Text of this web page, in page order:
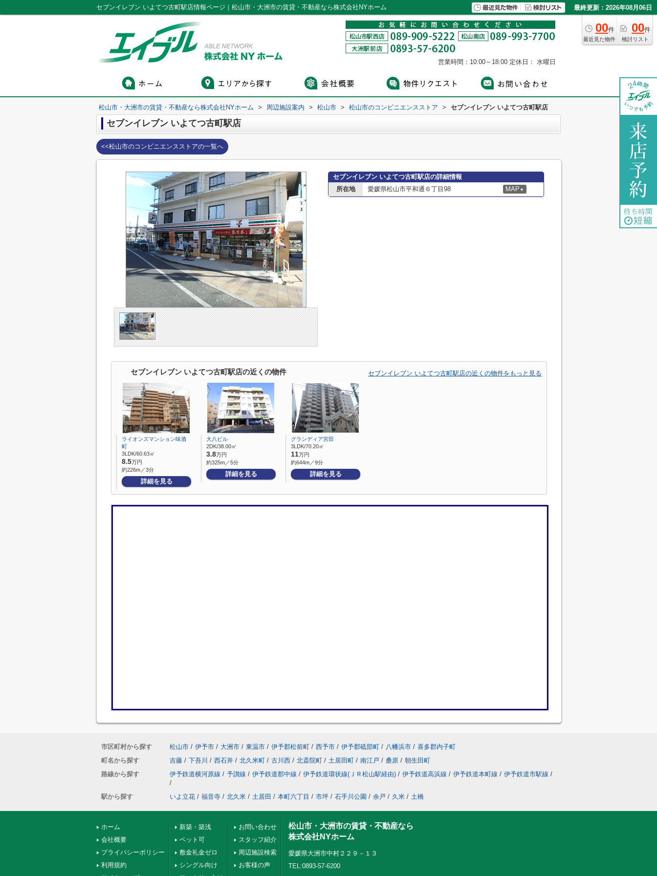
セブンイレブン いよてつ古町駅店情報ページ｜松山市・大洲市の賃貸・不動産なら株式会社NYホーム 最終更新：2026年08月06日
00件
最近見た物件
00件
検討リスト
営業時間：10:00～18:00 定休日： 水曜日
松山市・大洲市の賃貸・不動産なら株式会社NYホーム > 周辺施設案内 > 松山市 > 松山市のコンビニエンスストア > セブンイレブン いよてつ古町駅店
セブンイレブン いよてつ古町駅店
<<松山市のコンビニエンスストアの一覧へ
セブンイレブン いよてつ古町駅店の詳細情報
所在地
愛媛県松山市平和通６丁目98 MAP ▼
セブンイレブン いよてつ古町駅店の近くの物件 セブンイレブン いよてつ古町駅店の近くの物件をもっと見る
ライオンズマンション味酒
町
3LDK/60.63㎡
8.5万円
約226m／3分
詳細を見る
大八ビル
2DK/38.00㎡
3.8万円
約325m／5分
詳細を見る
グランディア宮田
3LDK/70.20㎡
11万円
約644m／9分
詳細を見る
市区町村から探す 松山市 / 伊予市 / 大洲市 / 東温市 / 伊予郡松前町 / 西予市 / 伊予郡砥部町 / 八幡浜市 / 喜多郡内子町
町名から探す
吉藤 / 下吾川 / 西石井 / 北久米町 / 古川西 / 北斎院町 / 土居田町 / 南江戸 / 桑原 / 朝生田町
路線から探す
伊予鉄道横河原線 / 予讃線 / 伊予鉄道郡中線 / 伊予鉄道環状線(ＪＲ松山駅経由) / 伊予鉄道高浜線 / 伊予鉄道本町線 / 伊予鉄道市駅線 /
/
駅から探す
いよ立花 / 福音寺 / 北久米 / 土居田 / 本町六丁目 / 市坪 / 石手川公園 / 余戸 / 久米 / 土橋
ホーム
会社概要
プライバシーポリシー
利用規約
新築・築浅
ペット可
敷金礼金ゼロ
シングル向け
お問い合わせ
スタッフ紹介
周辺施設検索
お客様の声
松山市・大洲市の賃貸・不動産なら
株式会社NYホーム
愛媛県大洲市中村２２９－１３
TEL:0893-57-6200